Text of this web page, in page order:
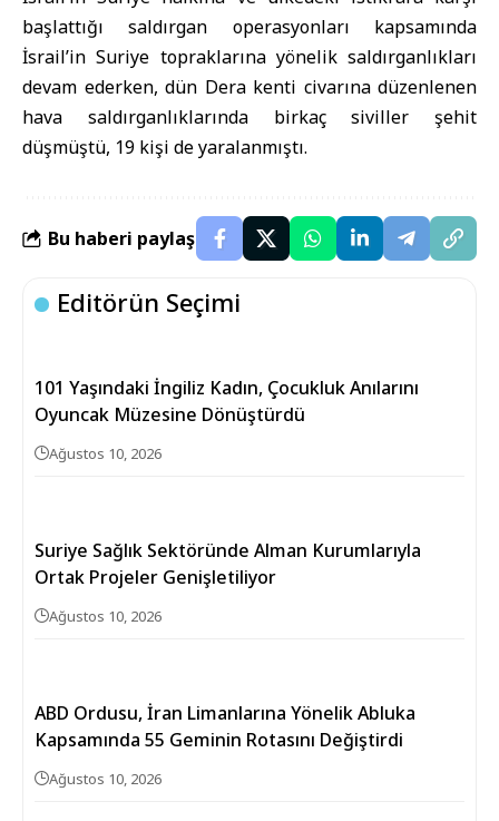
başlattığı saldırgan operasyonları kapsamında
İsrail’in Suriye topraklarına yönelik saldırganlıkları
devam ederken, dün Dera kenti civarına düzenlenen
hava saldırganlıklarında birkaç siviller şehit
düşmüştü, 19 kişi de yaralanmıştı.
Bu haberi paylaş
Editörün Seçimi
101 Yaşındaki İngiliz Kadın, Çocukluk Anılarını
Oyuncak Müzesine Dönüştürdü
Ağustos 10, 2026
Suriye Sağlık Sektöründe Alman Kurumlarıyla
Ortak Projeler Genişletiliyor
Ağustos 10, 2026
ABD Ordusu, İran Limanlarına Yönelik Abluka
Kapsamında 55 Geminin Rotasını Değiştirdi
Ağustos 10, 2026